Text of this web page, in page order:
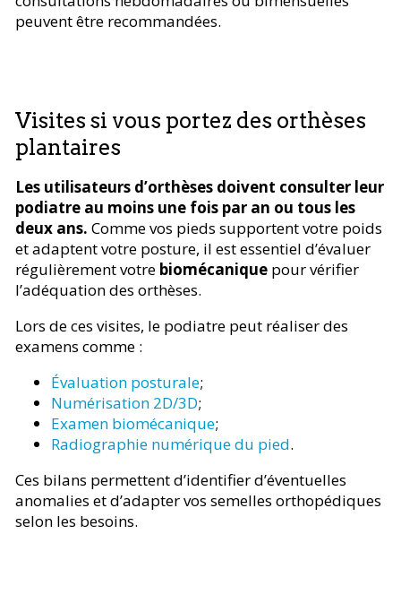
peuvent être recommandées.
Visites si vous portez des orthèses
plantaires
Les utilisateurs d’orthèses doivent consulter leur
podiatre au moins une fois par an ou tous les
deux ans. Comme vos pieds supportent votre poids
et adaptent votre posture, il est essentiel d’évaluer
régulièrement votre biomécanique pour vérifier
l’adéquation des orthèses.
Lors de ces visites, le podiatre peut réaliser des
examens comme :
Évaluation posturale;
Numérisation 2D/3D;
Examen biomécanique;
Radiographie numérique du pied.
Ces bilans permettent d’identifier d’éventuelles
anomalies et d’adapter vos semelles orthopédiques
selon les besoins.